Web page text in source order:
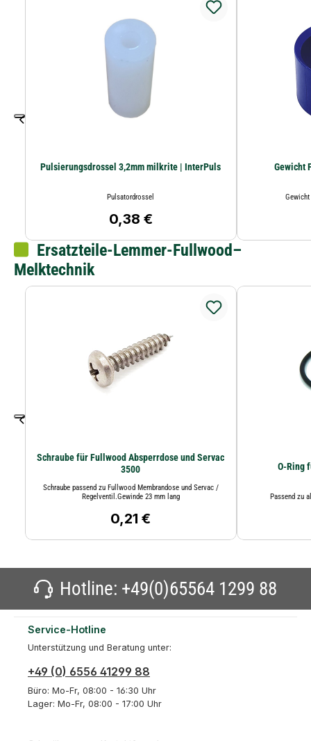
Pulsierungsdrossel 3,2mm milkrite | InterPuls
Pulsatordrossel
Regulärer Preis:
0,38 €
Ersatzteile-Lemmer-Fullwood–
Melktechnik
Schraube für Fullwood Absperrdose und Servac
3500
Schraube passend zu Fullwood Membrandose und Servac /
Regelventil.Gewinde 23 mm lang
Regulärer Preis:
0,21 €
O-Ring
Passend zu
Hotline: +49(0)65564 1299 88
Service-Hotline
Unterstützung und Beratung unter:
+49 (0) 6556 41299 88
Büro: Mo-Fr, 08:00 - 16:30 Uhr
Lager: Mo-Fr, 08:00 - 17:00 Uhr